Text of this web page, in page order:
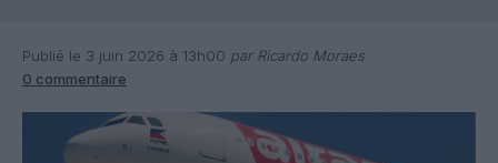
Publié le 3 juin 2026 à 13h00 par Ricardo Moraes
0 commentaire